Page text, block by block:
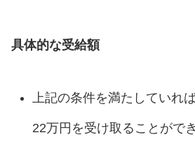
具体的な受給額
上記の条件を満たしていれ
22万円を受け取ることがで